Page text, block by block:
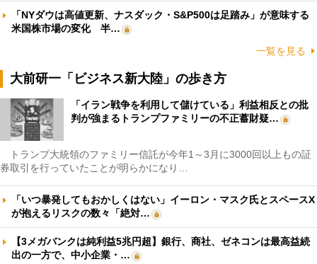
「NYダウは高値更新、ナスダック・S&P500は足踏み」が意味する
米国株市場の変化 半…
一覧を見る
大前研一「ビジネス新大陸」の歩き方
「イラン戦争を利用して儲けている」利益相反との批
判が強まるトランプファミリーの不正蓄財疑…
トランプ大統領のファミリー信託が今年1～3月に3000回以上もの証
券取引を行っていたことが明らかになり…
「いつ暴発してもおかしくはない」イーロン・マスク氏とスペースX
が抱えるリスクの数々「絶対…
【3メガバンクは純利益5兆円超】銀行、商社、ゼネコンは最高益続
出の一方で、中小企業・…